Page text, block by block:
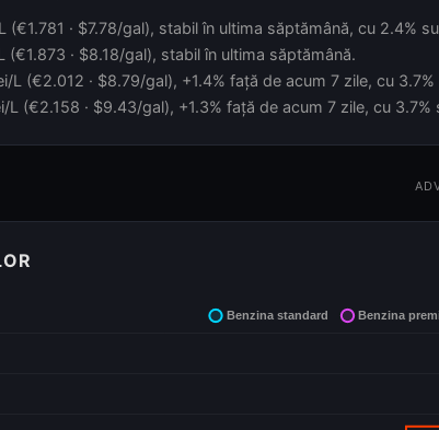
(€1.781 · $7.78/gal), stabil în ultima săptămână, cu 2.4%
(€1.873 · $8.18/gal), stabil în ultima săptămână.
L (€2.012 · $8.79/gal), +1.4% față de acum 7 zile, cu
L (€2.158 · $9.43/gal), +1.3% față de acum 7 zile, cu